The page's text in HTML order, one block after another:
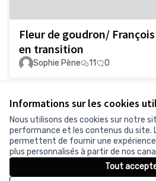
Informations sur les cookies
Nous utilisons des cookies sur notre
performance et les contenus du site.
permettent de fournir une
plus personnalisés à partir de nos
Tout
Fleur de goudron/
en transition
Sophie Pène 11 0
Voir toutes les propositions retirées
Conditions d'utilisation
Paramètres des cookies